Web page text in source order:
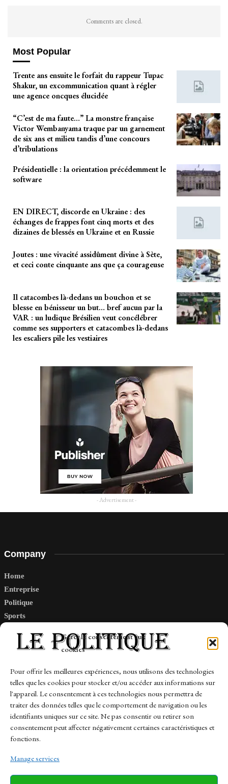
Gérer le consentement aux
cookies
Pour offrir les meilleures expériences, nous utilisons des technologies
telles que les cookies pour stocker et/ou accéder aux informations sur
l'appareil. Le consentement à ces technologies nous permettra de
traiter des données telles que le comportement de navigation ou les
identifiants uniques sur ce site. Ne pas consentir ou retirer son
consentement peut affecter négativement certaines caractéristiques et
fonctions.
Manage services
Comments are closed.
Most Popular
Trente ans ensuite le forfait du rappeur Tupac
Shakur, un excommunication quant à régler
une agence oncques élucidée
“C’est de ma faute…” La monstre française
Victor Wembanyama traque par un garnement
de six ans et milieu tandis d’une concours
d’tribulations
Présidentielle : la orientation précédemment le
software
EN DIRECT, discorde en Ukraine : des
échanges de frappes font cinq morts et des
dizaines de blessés en Ukraine et en Russie
Joutes : une vivacité assidûment divine à Sète,
et ceci conte cinquante ans que ça courageuse
Il catacombes là-dedans un bouchon et se
blesse en bénisseur un but… bref aucun par la
VAR : un ludique Brésilien veut concélébrer
comme ses supporters et catacombes là-dedans
les escaliers pile les vestiaires
- Advertisement -
Company
Home
Entreprise
Politique
Sports
Links
Contact
Sitemap
News Finance-Marches Politics